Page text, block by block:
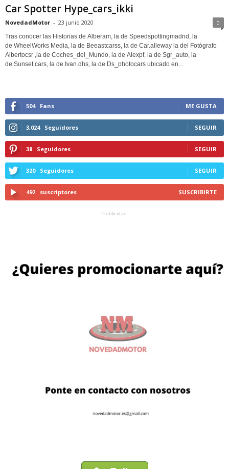
Car Spotter Hype_cars_ikki
NovedadMotor - 23 junio 2020 0
Tras conocer las Historias de Alberam, la de Speedspottingmadrid, la
de WheelWorks Media, la de Beeastcarss, la de Car.alleway la del Fotógrafo
Albertocsr ,la de Coches_del_Mundo, la de Alexpf, la de Sgr_auto, la
de Sunset.cars, la de Ivan.dhs, la de Ds_photocars ubicado en...
504 Fans ME GUSTA
3,024 Seguidores SEGUIR
38 Seguidores SEGUIR
320 Seguidores SEGUIR
492 suscriptores SUSCRIBIRTE
- Publicidad -